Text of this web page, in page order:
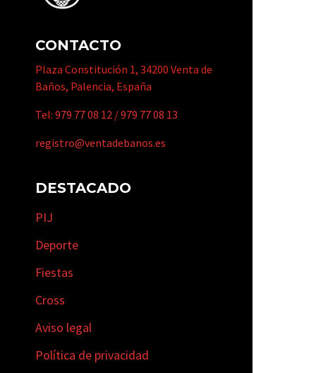
CONTACTO
Plaza Constitución 1, 34200 Venta de
Baños, Palencia, España
Tel: 979 77 08 12 /979 77 08 13
registro@ventadebanos.es
DESTACADO
PIJ
Deporte
Fiestas
Cross
Aviso legal
Política de privacidad